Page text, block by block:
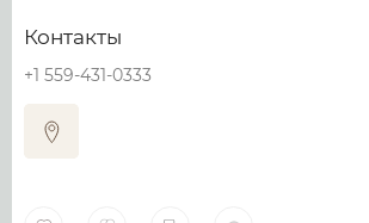
Контакты
+1 559-431-0333